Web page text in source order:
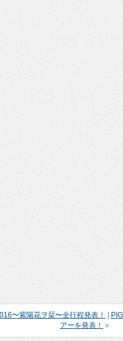
〜紫陽花ヲ栞〜全行程発表！
アーを発表！ »